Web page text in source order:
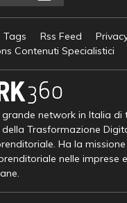
Tags Rss Feed
Contenuti Specialistici
network in Italia di
Trasformazione
Ha la
nelle imprese